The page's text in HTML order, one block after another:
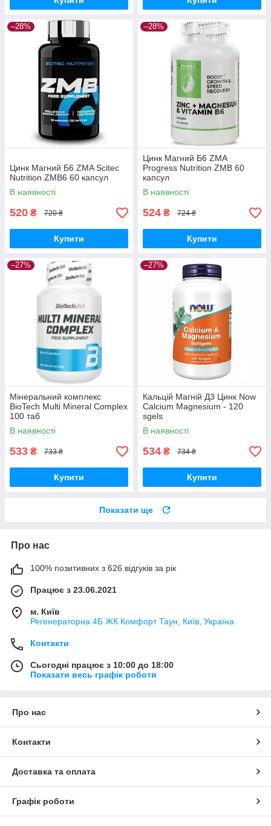
–28%
Цинк Магний Б6 ZMA Scitec
Nutrition ZMB6 60 капсул
В наявності
520 ₴ 720 ₴
Купити
–28%
Цинк Магний Б6 ZMA
Progress Nutrition ZMB 60
капсул
В наявності
524 ₴ 724 ₴
Купити
–27%
Мінеральний комплекс
BioTech Multi Mineral Complex
100 таб
В наявності
533 ₴ 733 ₴
Купити
–27%
Кальцій Магній Д3 Цинк Now
Calcium Magnesium - 120
sgels
В наявності
534 ₴ 734 ₴
Купити
Показати ще
Про нас
100% позитивних з 626 відгуків за рік
Працює з 23.06.2021
м. Київ
Регенераторна 4Б ЖК Комфорт Таун, Київ, Україна
Контакти
Сьогодні працює з 10:00 до 18:00
Показати весь графік роботи
Про нас
Контакти
Доставка та оплата
Графік роботи